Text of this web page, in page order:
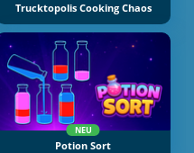
Trucktopolis Cooking Chaos
NEU
Potion Sort